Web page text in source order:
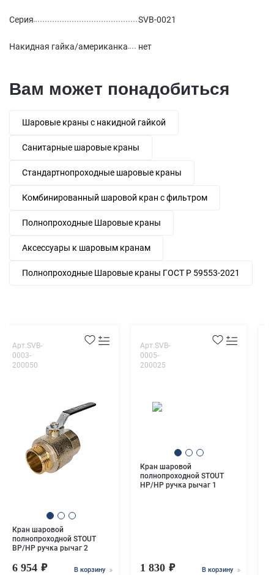
Серия SVB-0021
Накидная гайка/американка нет
Вам может понадобиться
Шаровые краны с накидной гайкой
Санитарные шаровые краны
Стандартнопроходные шаровые краны
Комбинированный шаровой кран с фильтром
Полнопроходные Шаровые краны
Аксессуары к шаровым кранам
Полнопроходные Шаровые краны ГОСТ Р 59553-2021
Арт.SVB-
0003-
200050
Кран шаровой
полнопроходной STOUT
ВР/НР ручка рычаг 2
6 954 В корзину
Арт.SVB-
0005-
200025
Кран шаровой
полнопроходной STOUT
НР/НР ручка рычаг 1
1 830 В корзину